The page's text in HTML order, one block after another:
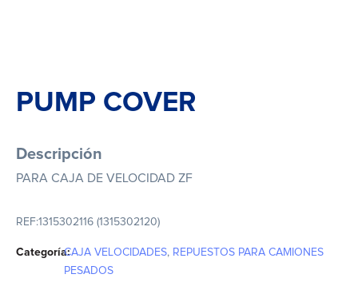
PUMP COVER
Descripción
PARA CAJA DE VELOCIDAD ZF
REF:1315302116 (1315302120)
Categoría:CAJA VELOCIDADES, REPUESTOS PARA CAMIONES
PESADOS